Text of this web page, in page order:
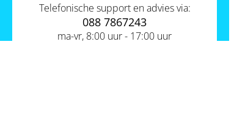
Telefonische support en advies via:
088 7867243
ma-vr, 8:00 uur - 17:00 uur